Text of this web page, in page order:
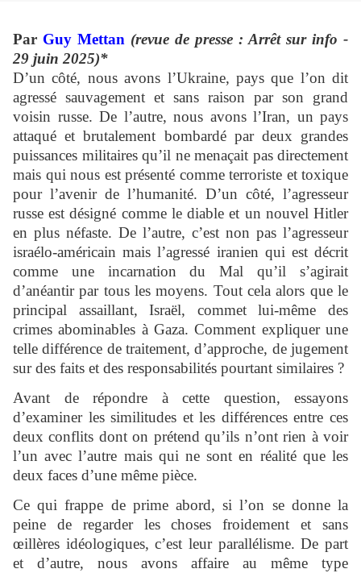
Par Guy Mettan (revue de presse : Arrêt sur info -
29 juin 2025)*
D’un côté, nous avons l’Ukraine, pays que l’on dit
agressé sauvagement et sans raison par son grand
voisin russe. De l’autre, nous avons l’Iran, un pays
attaqué et brutalement bombardé par deux grandes
puissances militaires qu’il ne menaçait pas directement
mais qui nous est présenté comme terroriste et toxique
pour l’avenir de l’humanité. D’un côté, l’agresseur
russe est désigné comme le diable et un nouvel Hitler
en plus néfaste. De l’autre, c’est non pas l’agresseur
israélo-américain mais l’agressé iranien qui est décrit
comme une incarnation du Mal qu’il s’agirait
d’anéantir par tous les moyens. Tout cela alors que le
principal assaillant, Israël, commet lui-même des
crimes abominables à Gaza. Comment expliquer une
telle différence de traitement, d’approche, de jugement
sur des faits et des responsabilités pourtant similaires ?
Avant de répondre à cette question, essayons
d’examiner les similitudes et les différences entre ces
deux conflits dont on prétend qu’ils n’ont rien à voir
l’un avec l’autre mais qui ne sont en réalité que les
deux faces d’une même pièce.
Ce qui frappe de prime abord, si l’on se donne la
peine de regarder les choses froidement et sans
œillères idéologiques, c’est leur parallélisme. De part
et d’autre, nous avons affaire au même type